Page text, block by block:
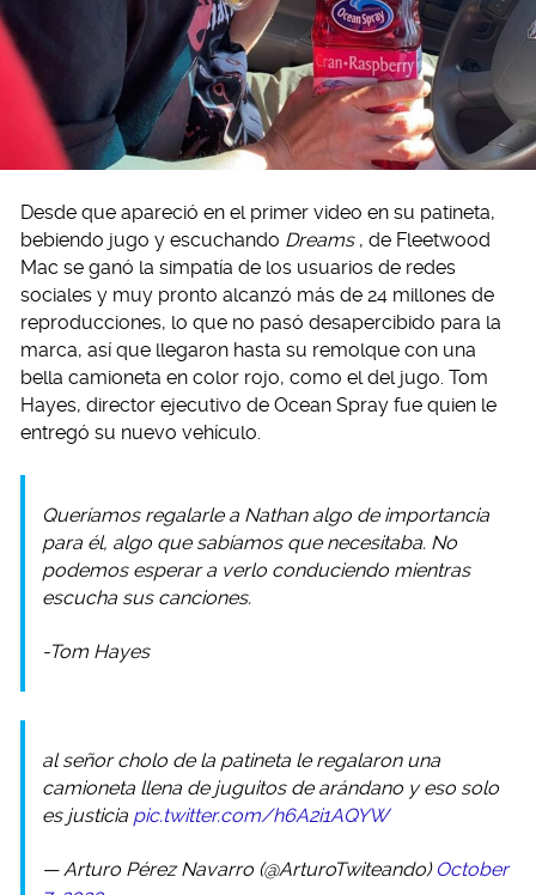
Desde que apareció en el primer video en su patineta,
bebiendo jugo y escuchando Dreams , de Fleetwood
Mac se ganó la simpatía de los usuarios de redes
sociales y muy pronto alcanzó más de 24 millones de
reproducciones, lo que no pasó desapercibido para la
marca, así que llegaron hasta su remolque con una
bella camioneta en color rojo, como el del jugo. Tom
Hayes, director ejecutivo de Ocean Spray fue quien le
entregó su nuevo vehículo.
Queríamos regalarle a Nathan algo de importancia
para él, algo que sabíamos que necesitaba. No
podemos esperar a verlo conduciendo mientras
escucha sus canciones.
-Tom Hayes
al señor cholo de la patineta le regalaron una
camioneta llena de juguitos de arándano y eso solo
es justicia pic.twitter.com/h6A2i1AQYW
— Arturo Pérez Navarro (@ArturoTwiteando) October